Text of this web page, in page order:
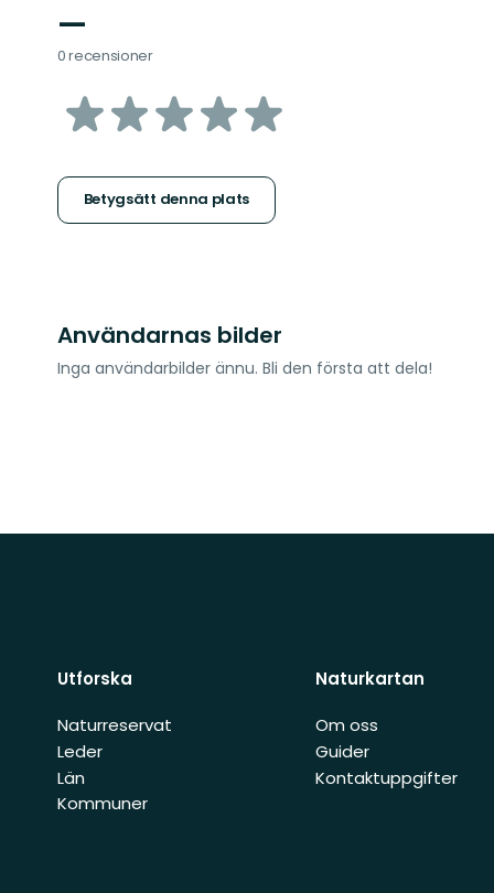
—
0 recensioner
av
stjärnor
Betygsätt denna plats
Användarnas bilder
Inga användarbilder ännu. Bli den första att dela!
Utforska
Naturreservat
Leder
Län
Kommuner
Naturkartan
Om oss
Guider
Kontaktuppgifter